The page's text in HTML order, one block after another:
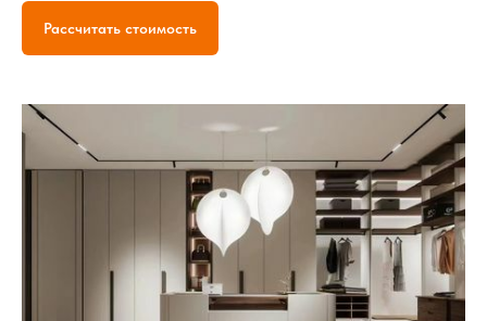
Рассчитать стоимость